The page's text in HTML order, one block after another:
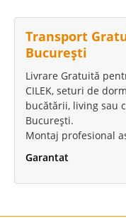
Transport
București
Livrare Gratuită
CILEK, seturi de
bucătării, living sau
București.
Montaj profesional
Garantat